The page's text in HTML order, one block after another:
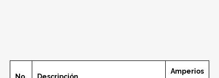
No. Descripción
Amperios